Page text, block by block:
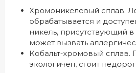
Хромоникелевый сплав.
обрабатывается и
никель, присутствующий в
может вызвать
Кобальт-хромовый сплав.
экологичен, стоит